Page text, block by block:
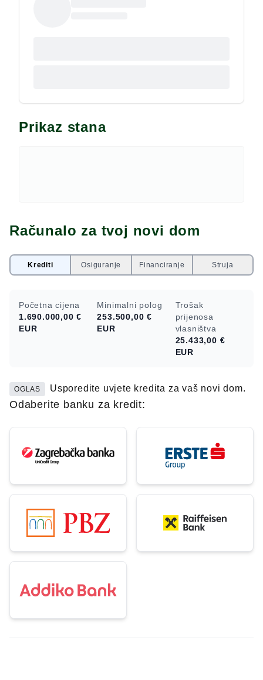
neposrednoj blizini svih važnih gradskih sadržaja.
turistički najam, s izvrsnim prihodima i visokim
Prikaz stana
Računalo za tvoj novi dom
Krediti Osiguranje Financiranje Struja
Početna cijena
1.690.000,00 €
EUR
Minimalni polog
253.500,00 €
EUR
Trošak
prijenosa
vlasništva
25.433,00 €
EUR
OGLAS Usporedite uvjete kredita za vaš novi dom.
Odaberite banku za kredit: